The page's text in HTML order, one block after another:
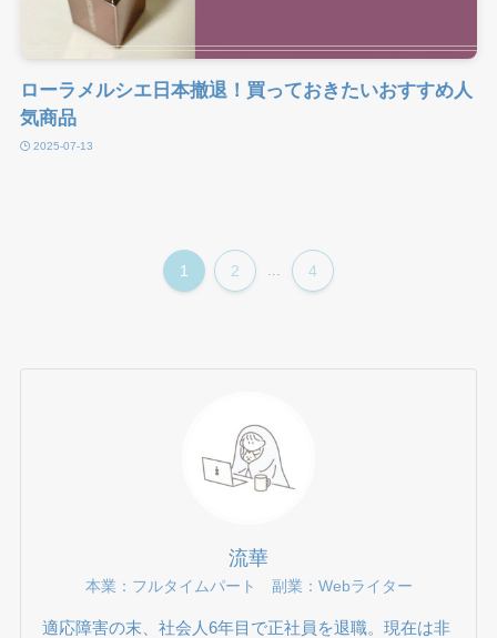
ローラメルシエ日本撤退！買っておきたいおすすめ人
気商品
2025-07-13
1 2 ... 4
流華
本業：フルタイムパート 副業：Webライター
適応障害の末、社会人6年目で正社員を退職。現在は非